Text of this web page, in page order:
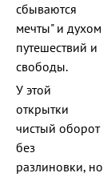
сбываются
мечты" и духом
путешествий и
свободы.
У этой
открытки
чистый оборот
без
разлиновки, но